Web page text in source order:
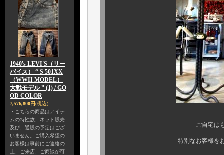
1940's LEVI'S（リー
バイス） “ S 501XX
（WWII MODEL）
大戦モデル ” (1) / GO
OD COLOR
7,576,800円(税込)
・こちらの商品はアイテ
ムの特性故、ネット販売
及び、通販の予定はござ
いません。ご購入希望の
お客様は事前にご連絡の
上、ご来店、ご商談が可
ご自宅はもちろん、オフ
特別なお客様をお迎えする